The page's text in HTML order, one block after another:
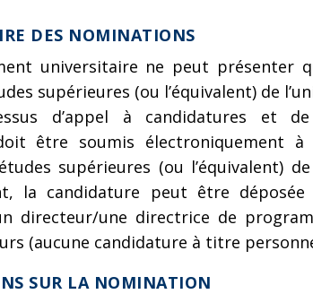
DES NOMINATIONS
universitaire ne peut présenter
supérieures (ou l’équivalent) de
d’appel à candidatures et
être soumis électroniquement à
supérieures (ou l’équivalent)
la candidature peut être
directeur/une directrice de
(aucune candidature à titre
SUR LA NOMINATION